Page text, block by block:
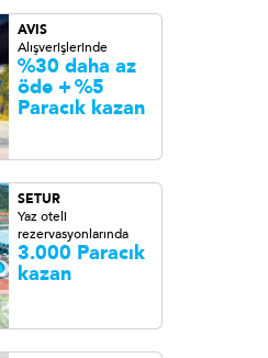
AVIS
Alışverişlerinde
%30 daha az
öde +%5
Paracık kazan
SETUR
Yaz oteli
rezervasyonlarında
3.000 Paracık
kazan